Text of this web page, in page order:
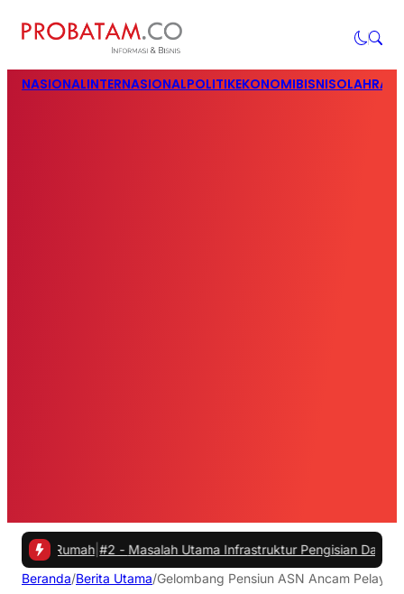
NASIONALINTERNASIONALPOLITIKEKONOMIBISNIS
#2 -Masalah Utama Infrastruktur Pengisian Daya untuk Mobil
Beranda/Berita Utama/Gelombang Pensiun ASN Ancam